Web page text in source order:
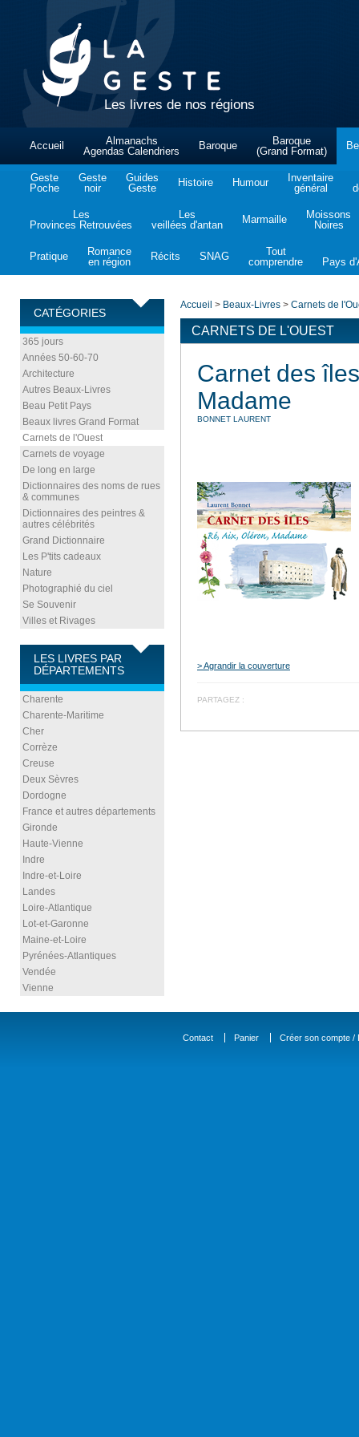
Les livres de nos régions
Accueil
Almanachs
Agendas Calendriers
Baroque
Baroque
(Grand Format)
Geste
Poche
Geste
noir
Guides
Geste
Histoire Humour
Inventaire
général
Les
Provinces Retrouvées
Les
veillées d'antan
Marmaille
Moissons
Noires
Pratique
Romance
en région
Récits SNAG
Tout
comprendre
Pays
CATÉGORIES
365 jours
Années 50-60-70
Architecture
Autres Beaux-Livres
Beau Petit Pays
Beaux livres Grand Format
Carnets de l'Ouest
Carnets de voyage
De long en large
Dictionnaires des noms de rues
& communes
Dictionnaires des peintres &
autres célébrités
Grand Dictionnaire
Les P'tits cadeaux
Nature
Photographié du ciel
Se Souvenir
Villes et Rivages
LES LIVRES PAR
DÉPARTEMENTS
Charente
Charente-Maritime
Cher
Corrèze
Creuse
Deux Sèvres
Dordogne
France et autres départements
Gironde
Haute-Vienne
Indre
Indre-et-Loire
Landes
Loire-Atlantique
Lot-et-Garonne
Maine-et-Loire
Pyrénées-Atlantiques
Vendée
Vienne
Accueil > Beaux-Livres > Carnets de
CARNETS DE L'OUEST
Carnet des
Madame
BONNET LAURENT
> Agrandir la couverture
PARTAGEZ :
Contact Panier Créer son compte /